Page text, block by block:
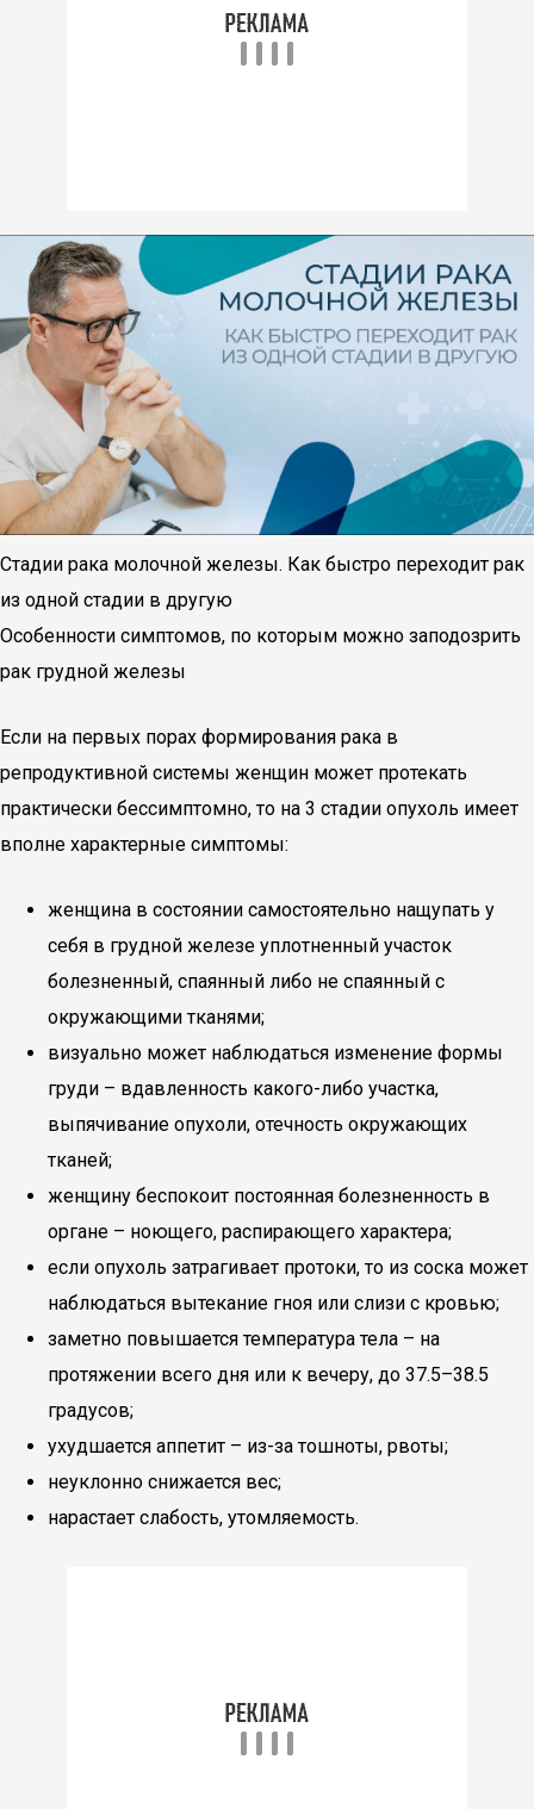
Стадии рака молочной железы. Как быстро переходит рак
из одной стадии в другую
Особенности симптомов, по которым можно заподозрить
рак грудной железы
Если на первых порах формирования рака в
репродуктивной системы женщин может протекать
практически бессимптомно, то на 3 стадии опухоль имеет
вполне характерные симптомы:
женщина в состоянии самостоятельно нащупать у
себя в грудной железе уплотненный участок
болезненный, спаянный либо не спаянный с
окружающими тканями;
визуально может наблюдаться изменение формы
груди – вдавленность какого-либо участка,
выпячивание опухоли, отечность окружающих
тканей;
женщину беспокоит постоянная болезненность в
органе – ноющего, распирающего характера;
если опухоль затрагивает протоки, то из соска может
наблюдаться вытекание гноя или слизи с кровью;
заметно повышается температура тела – на
протяжении всего дня или к вечеру, до 37.5–38.5
градусов;
ухудшается аппетит – из-за тошноты, рвоты;
неуклонно снижается вес;
нарастает слабость, утомляемость.